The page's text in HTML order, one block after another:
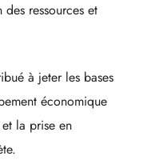
ressources et
à jeter les bases
économique
la prise en